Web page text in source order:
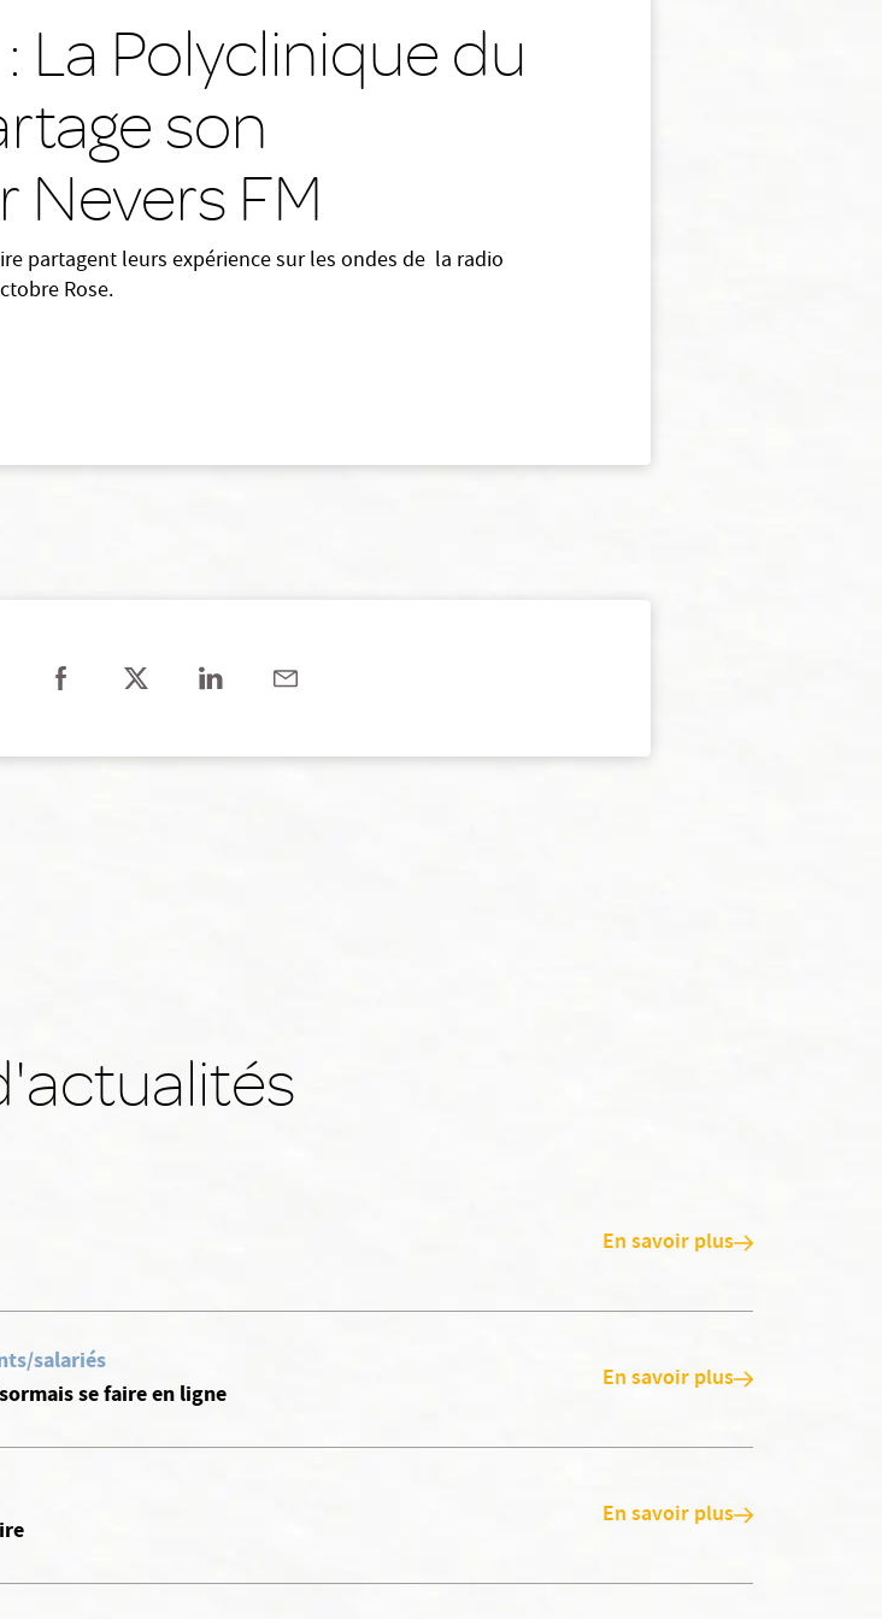
La Polyclinique du
son
Nevers FM
partagent leurs expérience sur les ondes de la radio
Rose.
En savoir plus
salariés
se faire en ligne En savoir plus
En savoir plus